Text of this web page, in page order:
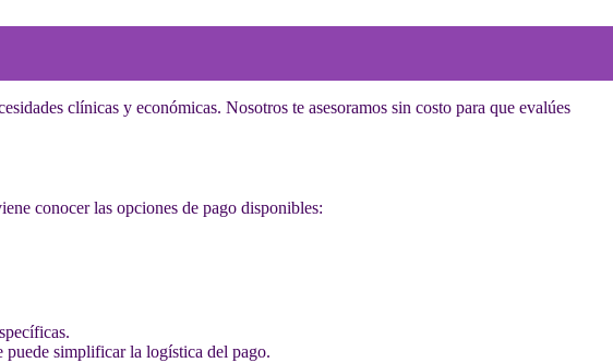
clínicas y económicas. Nosotros te asesoramos sin costo para que evalúes
conocer las opciones de pago disponibles:
simplificar la logística del pago.